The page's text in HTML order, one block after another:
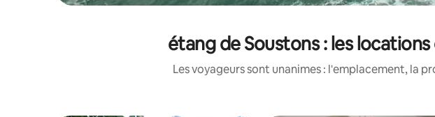
étang de Soustons : les
Les voyageurs sont unanimes : l'emplacement, la